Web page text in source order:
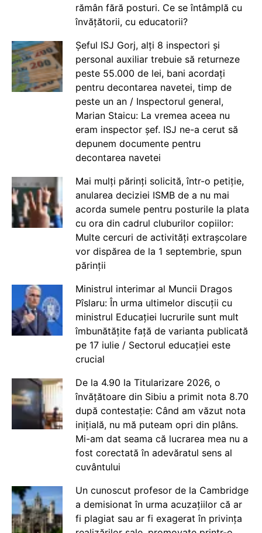
rămân fără posturi. Ce se întâmplă cu
învățătorii, cu educatorii?
Șeful ISJ Gorj, alți 8 inspectori și
personal auxiliar trebuie să returneze
peste 55.000 de lei, bani acordați
pentru decontarea navetei, timp de
peste un an / Inspectorul general,
Marian Staicu: La vremea aceea nu
eram inspector șef. ISJ ne-a cerut să
depunem documente pentru
decontarea navetei
Mai mulți părinți solicită, într-o petiție,
anularea deciziei ISMB de a nu mai
acorda sumele pentru posturile la plata
cu ora din cadrul cluburilor copiilor:
Multe cercuri de activități extrașcolare
vor dispărea de la 1 septembrie, spun
părinții
Ministrul interimar al Muncii Dragos
Pîslaru: În urma ultimelor discuții cu
ministrul Educației lucrurile sunt mult
îmbunătățite față de varianta publicată
pe 17 iulie / Sectorul educației este
crucial
De la 4.90 la Titularizare 2026, o
învățătoare din Sibiu a primit nota 8.70
după contestație: Când am văzut nota
inițială, nu mă puteam opri din plâns.
Mi-am dat seama că lucrarea mea nu a
fost corectată în adevăratul sens al
cuvântului
Un cunoscut profesor de la Cambridge
a demisionat în urma acuzațiilor că ar
fi plagiat sau ar fi exagerat în privința